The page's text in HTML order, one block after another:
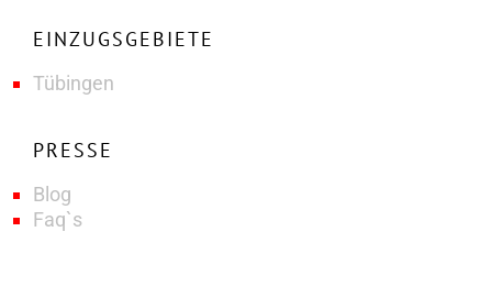
EINZUGSGEBIETE
Tübingen
PRESSE
Blog
Faq`s